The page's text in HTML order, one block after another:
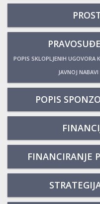
POPIS SKLOPLJENIH UGOVORA
JAVNOJ
POPIS
FINANCIRANJE